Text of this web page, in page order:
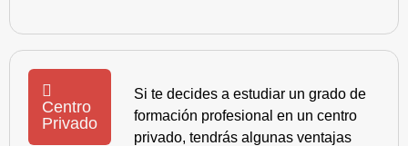
Centro
Privado
Si te decides a estudiar un grado de
formación profesional en un centro
privado, tendrás algunas ventajas